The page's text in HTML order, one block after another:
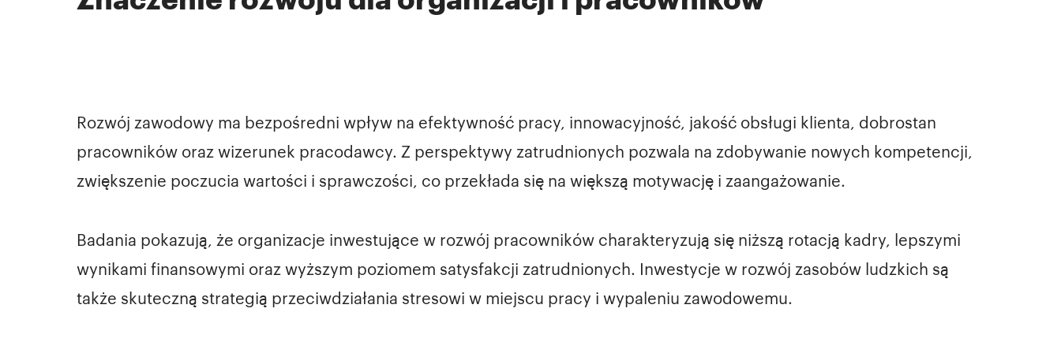
Rozwój zawodowy ma bezpośredni wpływ na efektywność pracy, innowacyjność, jakość obsługi klienta, dobrostan
pracowników oraz wizerunek pracodawcy. Z perspektywy zatrudnionych pozwala na zdobywanie nowych kompetencji,
zwiększenie poczucia wartości i sprawczości, co przekłada się na większą motywację i zaangażowanie.
Badania pokazują, że organizacje inwestujące w rozwój pracowników charakteryzują się niższą rotacją kadry, lepszymi
wynikami finansowymi oraz wyższym poziomem satysfakcji zatrudnionych. Inwestycje w rozwój zasobów ludzkich są
także skuteczną strategią przeciwdziałania stresowi w miejscu pracy i wypaleniu zawodowemu.